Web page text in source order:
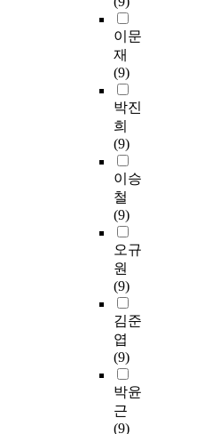
이문
재
(9)
박진
희
(9)
이승
철
(9)
오규
원
(9)
김준
엽
(9)
박윤
근
(9)